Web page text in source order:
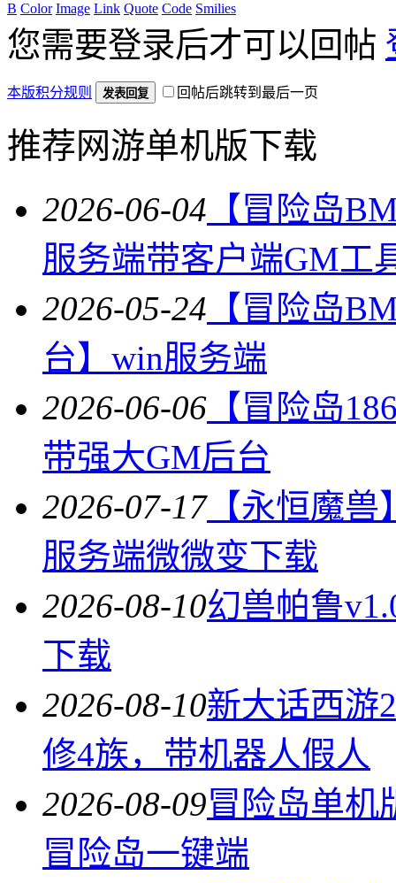
B Color Image Link Quote Code Smilies
您需要登录后才可以回帖
本版积分规则 发表回复 回帖后跳转到最后一页
推荐网游单机版下载
2026-06-04 【冒险岛
服务端带客户端GM工
2026-05-24 【冒险岛
台】win服务端
2026-06-06 【冒险岛
带强大GM后台
2026-07-17【永恒魔兽
服务端微微变下载
2026-08-10幻兽帕鲁
下载
2026-08-10新大话西游
修4族，带机器人假人
2026-08-09冒险岛单机
冒险岛一键端